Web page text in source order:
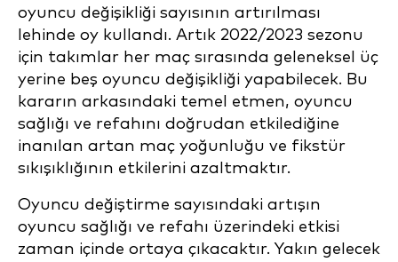
oyuncu değişikliği sayısının artırılması
lehinde oy kullandı. Artık 2022/2023 sezonu
için takımlar her maç sırasında geleneksel üç
yerine beş oyuncu değişikliği yapabilecek. Bu
kararın arkasındaki temel etmen, oyuncu
sağlığı ve refahını doğrudan etkilediğine
inanılan artan maç yoğunluğu ve fikstür
sıkışıklığının etkilerini azaltmaktır.
Oyuncu değiştirme sayısındaki artışın
oyuncu sağlığı ve refahı üzerindeki etkisi
zaman içinde ortaya çıkacaktır. Yakın gelecek